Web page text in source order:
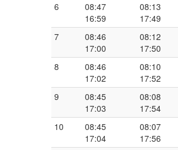
6
08:47
16:59
08:13
17:49
7
08:46
17:00
08:12
17:50
8
08:46
17:02
08:10
17:52
9
08:45
17:03
08:08
17:54
10
08:45
17:04
08:07
17:56